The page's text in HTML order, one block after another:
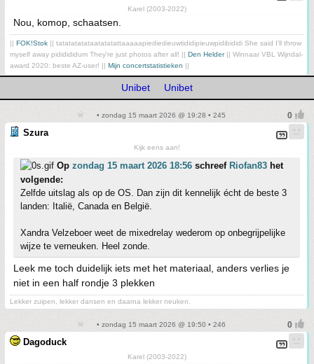
Karel (2003-2022)
Nou, komop, schaatsen.
FOK!Stok || tatatatatataatatatattaaaaapiediedieuwtididipieuwpidibididi She said I'll throw
myself away pididididum They're just photos after all! || Den Helder|| Winnaar VBL Wijndal-
award 2020: beste AZ-user! || Mijn concertstatistieken
Unibet Unibet
• zondag 15 maart 2026 @ 19:28 • 245
Szura
Kijk eens aan!
Op zondag 15 maart 2026 18:56 schreef Riofan83 het
volgende:
Zelfde uitslag als op de OS. Dan zijn dit kennelijk écht de beste 3
landen: Italië, Canada en België.
Xandra Velzeboer weet de mixedrelay wederom op onbegrijpelijke
wijze te verneuken. Heel zonde.
Leek me toch duidelijk iets met het materiaal, anders verlies je
niet in een half rondje 3 plekken
Lekker zuipen, lekker dansen en daarna lekker neuken.
• zondag 15 maart 2026 @ 19:50 • 246
Dagoduck
Karel (2003-2022)